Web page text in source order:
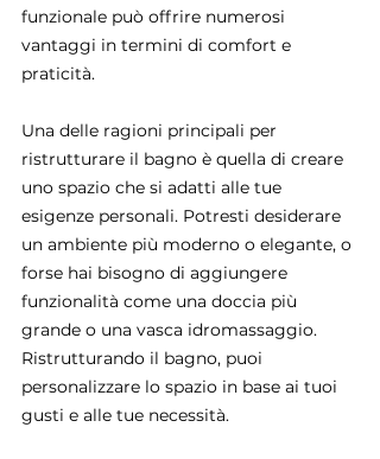
funzionale può offrire numerosi
vantaggi in termini di comfort e
praticità.
Una delle ragioni principali per
ristrutturare il bagno è quella di creare
uno spazio che si adatti alle tue
esigenze personali. Potresti desiderare
un ambiente più moderno o elegante, o
forse hai bisogno di aggiungere
funzionalità come una doccia più
grande o una vasca idromassaggio.
Ristrutturando il bagno, puoi
personalizzare lo spazio in base ai tuoi
gusti e alle tue necessità.